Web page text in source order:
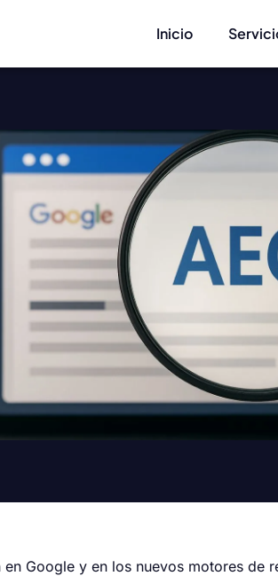
Inicio
Google y en los nuevos motores de